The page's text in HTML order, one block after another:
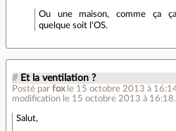
Ou une maison, comme ça
quelque soit l'OS.
# Et la ventilation ?
Posté par fox le 15 octobre 2013 à
modification le 15 octobre 2013 à 16:18.
Salut,